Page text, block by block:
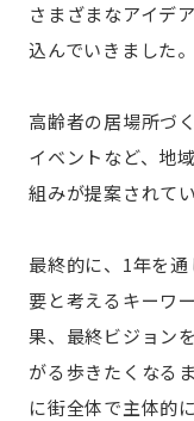
さまざまなアイデ
込んでいきました。
高齢者の居場所づ
イベントなど、地
組みが提案されてい
最終的に、1年を
要と考えるキーワ
果、最終ビジョン
がる歩きたくなる
に街全体で主体的